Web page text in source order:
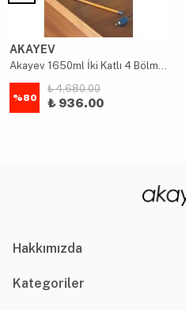
AKAYEV
Akayev 1650ml İki Katlı 4 Bölmeli Çelik Yemek Kabı Mavi
%80
₺ 4,680.00
₺ 936.00
Hakkımızda
Kategoriler